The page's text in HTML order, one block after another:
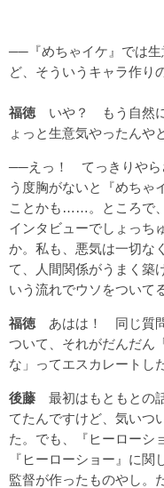
──『めちゃイケ』では
ど、そういうキャラ作り
福徳 いや？ もう自然に
ょっと生意気やったんや
──えっ！ てっきりやら
う度胸がないと『めちゃ
ことかも……。ところで
インタビューでしょっち
か。私も、悪気は一切な
て、人間関係がうまく築
いう流れでウソをついて
福徳 あはは！ 同じ質問
ついて、それがだんだん
な」ってエスカレートし
後藤 最初はもともとの
てたんですけど、気いつ
た。でも、『ヒーローシ
『ヒーローショー』に関
監督が作ったものやし。